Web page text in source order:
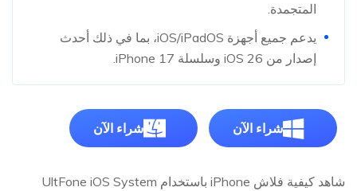
المتجمدة.
يدعم جميع أجهزة iOS/iPadOS، بما في ذلك أحدث
إصدار من iOS 26 وسلسلة iPhone 17.
شراء الآن شراء الآن
شاهد كيفية فلاش iPhone باستخدام UltFone iOS System